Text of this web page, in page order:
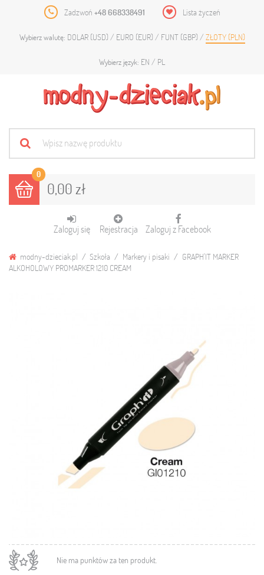
Zadzwoń +48 668338491 Lista życzeń
Wybierz walutę: DOLAR (USD) EURO (EUR) FUNT (GBP) ZŁOTY (PLN)
Wybierz język: EN PL
0
0,00 zł
Zaloguj się Rejestracja Zaloguj z Facebook
modny-dzieciak.pl Szkoła Markery i pisaki
GRAPH'IT MARKER
ALKOHOLOWY PROMARKER 1210 CREAM
Nie ma punktów za ten produkt.